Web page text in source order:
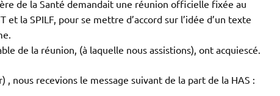
de la Santé demandait une réunion officielle fixée au
la SPILF, pour se mettre d’accord sur l’idée d’un texte
de la réunion, (à laquelle nous assistions), ont acquiescé.
, nous recevions le message suivant de la part de la HAS :